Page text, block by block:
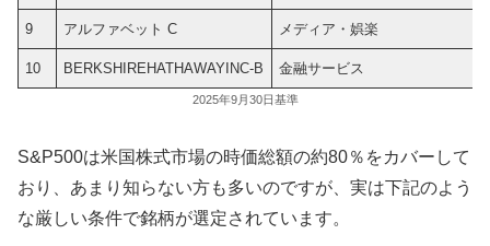
9 アルファベット C メディア・娯楽
10 BERKSHIREHATHAWAYINC-B 金融サービス
2025年9月30日基準
S&P500は米国株式市場の時価総額の約80％をカバーして
おり、あまり知らない方も多いのですが、実は下記のよう
な厳しい条件で銘柄が選定されています。